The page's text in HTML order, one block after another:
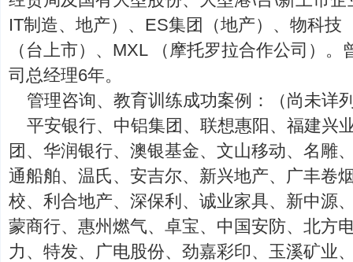
IT制造、地产）、ES集团（地产）、物科技
（台上市）、MXL （摩托罗拉合作公司）
司总经理6年。
管理咨询、教育训练成功案例：（尚未详
平安银行、中铝集团、联想惠阳、福建兴
团、华润银行、澳银基金、文山移动、名雕
通船舶、温氏、安吉尔、新兴地产、广丰卷
校、利合地产、深保利、诚业家具、新中源
蒙商行、惠州燃气、卓宝、中国安防、北方
力、特发、广电股份、劲嘉彩印、玉溪矿业